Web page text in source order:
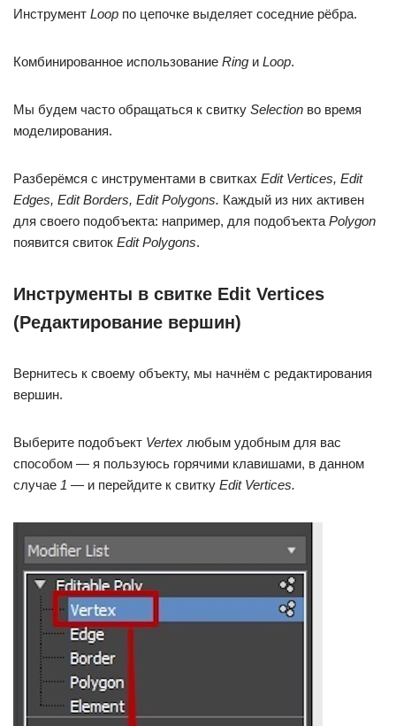
Инструмент Loop по цепочке выделяет соседние рёбра.
Комбинированное использование Ring и Loop.
Мы будем часто обращаться к свитку Selection во время
моделирования.
Разберёмся с инструментами в свитках Edit Vertices, Edit
Edges, Edit Borders, Edit Polygons. Каждый из них активен
для своего подобъекта: например, для подобъекта Polygon
появится свиток Edit Polygons.
Инструменты в свитке Edit Vertices
(Редактирование вершин)
Вернитесь к своему объекту, мы начнём с редактирования
вершин.
Выберите подобъект Vertex любым удобным для вас
способом — я пользуюсь горячими клавишами, в данном
случае 1 — и перейдите к свитку Edit Vertices.